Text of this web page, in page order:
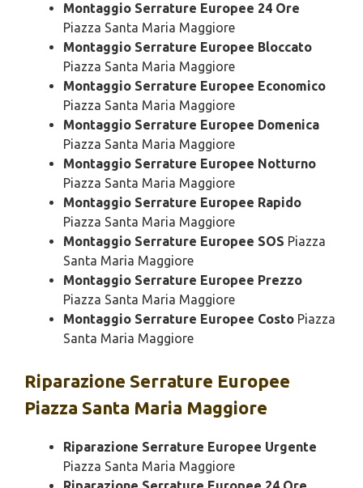
Montaggio Serrature Europee 24 Ore
Piazza Santa Maria Maggiore
Montaggio Serrature Europee Bloccato
Piazza Santa Maria Maggiore
Montaggio Serrature Europee Economico
Piazza Santa Maria Maggiore
Montaggio Serrature Europee Domenica
Piazza Santa Maria Maggiore
Montaggio Serrature Europee Notturno
Piazza Santa Maria Maggiore
Montaggio Serrature Europee Rapido
Piazza Santa Maria Maggiore
Montaggio Serrature Europee SOS Piazza
Santa Maria Maggiore
Montaggio Serrature Europee Prezzo
Piazza Santa Maria Maggiore
Montaggio Serrature Europee Costo Piazza
Santa Maria Maggiore
Riparazione Serrature Europee
Piazza Santa Maria Maggiore
Riparazione Serrature Europee Urgente
Piazza Santa Maria Maggiore